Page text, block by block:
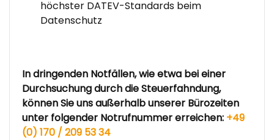
höchster DATEV-Standards beim
Datenschutz
In dringenden Notfällen, wie etwa bei einer
Durchsuchung durch die Steuerfahndung,
können Sie uns außerhalb unserer Bürozeiten
unter folgender Notrufnummer erreichen: +49
(0) 170 / 209 53 34